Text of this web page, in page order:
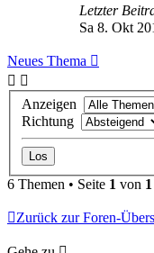
Letzter
Sa 8. Okt
Neues Thema
Anzeigen
Richtung
6 Themen • Seite 1 von 1
Zurück zur Foren-